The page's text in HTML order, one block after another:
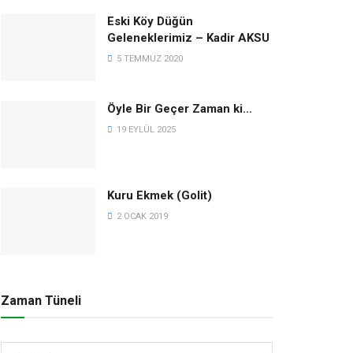
Eski Köy Düğün
Geleneklerimiz – Kadir AKSU
5 TEMMUZ 2020
Öyle Bir Geçer Zaman ki…
19 EYLÜL 2025
Kuru Ekmek (Golit)
2 OCAK 2019
Zaman Tüneli